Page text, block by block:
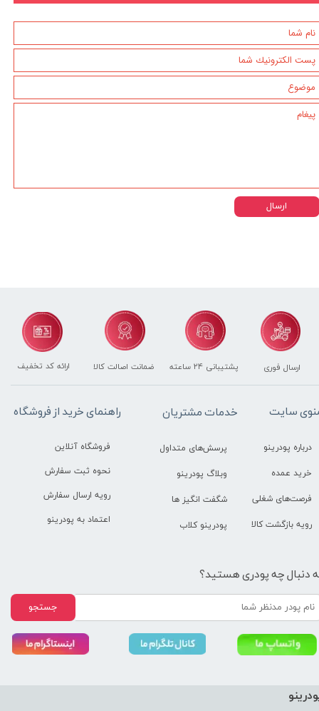
ارسال
پشتیبانی ۲۴ ساعته ارائه کد تخفیف ارسال فوری ضمانت اصالت کالا
راهنمای خرید از فروشگاه
فروشگاه آنلاین
نحوه ثبت سفارش
رویه ارسال سفارش
اعتماد به پودرینو
خدمات مشتریان
پرسش‌های متداول
وبلاگ پودرینو
شگفت انگیز ها
پودرینو کلاب
سایت
درباره پودرینو
خرید عمده
فرصت‌های شغلی
رویه بازگشت کالا
دنبال چه پودری هستید؟
جستجو